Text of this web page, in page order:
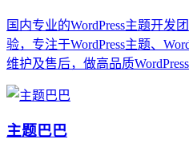
国内专业的WordPress主题开发
验，专注于WordPress主题、
维护及售后，做高品质
主题巴巴